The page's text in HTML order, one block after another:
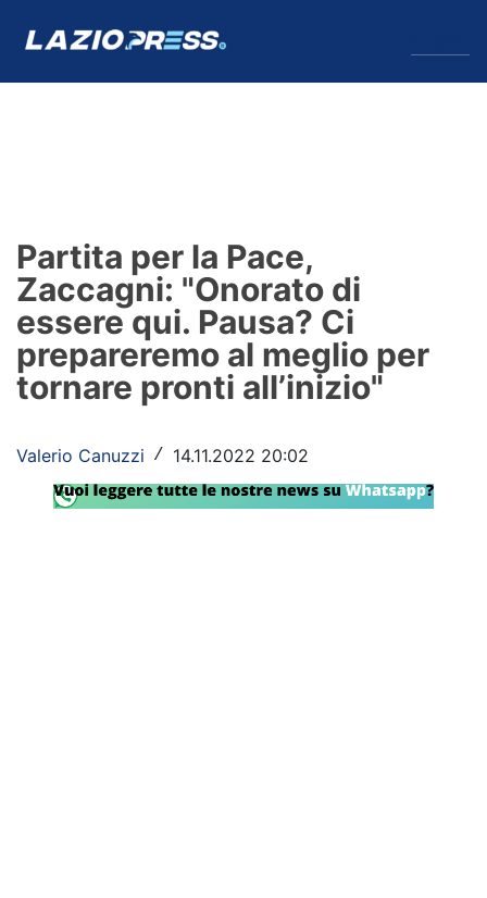
Formello
Infortuni
Primavera
Lazio Women
Rassegna Lazio
Partita per la Pace,
Zaccagni: "Onorato di
essere qui. Pausa? Ci
prepareremo al meglio per
tornare pronti all’inizio"
Valerio Canuzzi / 14.11.2022 20:02